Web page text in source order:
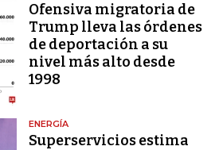
Ofensiva migratoria de
Trump lleva las órdenes
de deportación a su
nivel más alto desde
1998
ENERGÍA
Superservicios estima